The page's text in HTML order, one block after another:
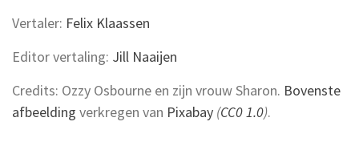
Vertaler: Felix Klaassen
Editor vertaling: Jill Naaijen
Credits: Ozzy Osbourne en zijn vrouw Sharon. Bovenste
afbeelding verkregen van Pixabay (CC0 1.0).